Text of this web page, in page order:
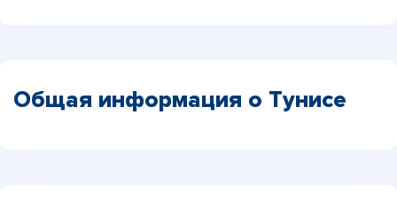
Общая информация о Тунисе